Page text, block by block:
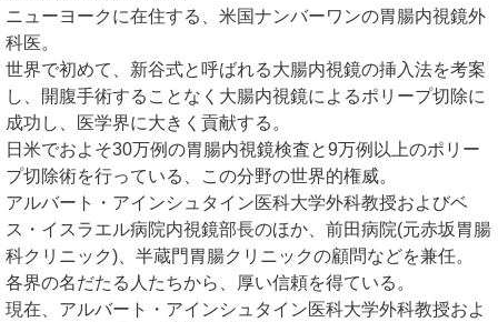
ニューヨークに在住する、米国ナンバーワンの胃腸内視鏡外
科医。
世界で初めて、新谷式と呼ばれる大腸内視鏡の挿入法を考案
し、開腹手術することなく大腸内視鏡によるポリープ切除に
成功し、医学界に大きく貢献する。
日米でおよそ30万例の胃腸内視鏡検査と9万例以上のポリー
プ切除術を行っている、この分野の世界的権威。
アルバート・アインシュタイン医科大学外科教授およびベ
ス・イスラエル病院内視鏡部長のほか、前田病院(元赤坂胃腸
科クリニック)、半蔵門胃腸クリニックの顧問などを兼任。
各界の名だたる人たちから、厚い信頼を得ている。
現在、アルバート・アインシュタイン医科大学外科教授およ